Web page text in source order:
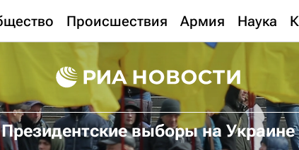
Происшествия Армия Наука
Президентские выборы на Украине